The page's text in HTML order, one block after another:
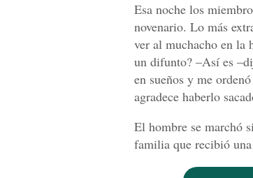
Esa noche los
novenario. Lo más
ver al muchacho en la
un difunto? –Así es
en sueños y me
agradece haberlo
El hombre se marchó
familia que recibió